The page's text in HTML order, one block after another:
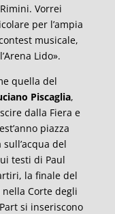
Vorrei
per l’ampia
musicale,
Lido».
quella del
Piscaglia,
dalla Fiera e
piazza
del
testi di Paul
la finale del
Corte degli
si inseriscono